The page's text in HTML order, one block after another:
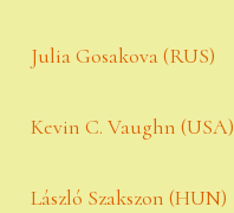
Julia Gosakova (RUS)
Kevin C. Vaughn (USA)
László Szakszon (HUN)